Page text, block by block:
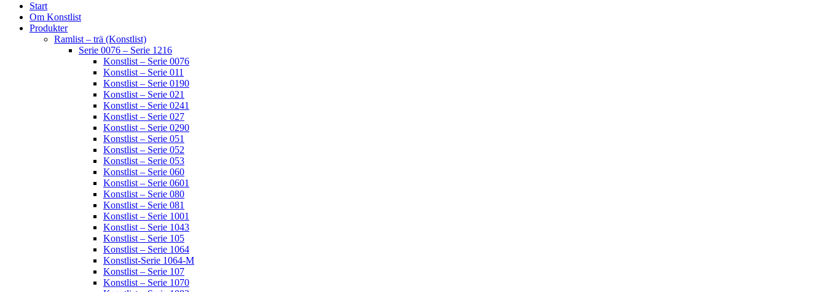
Start
Om Konstlist
Produkter
Ramlist – trä (Konstlist)
Serie 0076 – Serie 1216
Konstlist – Serie 0076
Konstlist – Serie 011
Konstlist – Serie 0190
Konstlist – Serie 021
Konstlist – Serie 0241
Konstlist – Serie 027
Konstlist – Serie 0290
Konstlist – Serie 051
Konstlist – Serie 052
Konstlist – Serie 053
Konstlist – Serie 060
Konstlist – Serie 0601
Konstlist – Serie 080
Konstlist – Serie 081
Konstlist – Serie 1001
Konstlist – Serie 1043
Konstlist – Serie 105
Konstlist – Serie 1064
Konstlist-Serie 1064-M
Konstlist – Serie 107
Konstlist – Serie 1070